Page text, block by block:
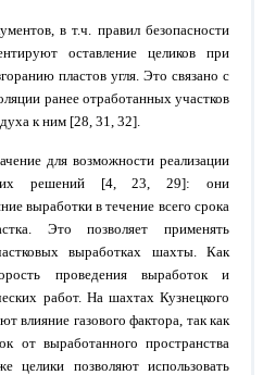
в т.ч. правил безопасности
оставление целиков при
пластов угля. Это связано с
ранее отработанных участков
к ним [28, 31, 32].
для возможности реализации
решений [4, 23, 29]: они
выработки в течение всего срока
Это позволяет применять
выработках шахты. Как
проведения выработок и
работ. На шахтах Кузнецкого
влияние газового фактора, так как
от выработанного пространства
целики позволяют использовать